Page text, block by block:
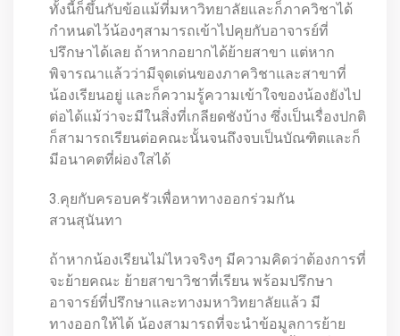
ทั้งนี้ก็ขึ้นกับข้อแม้ที่มหาวิทยาลัยและก็ภาควิชาได้
กำหนดไว้น้องๆสามารถเข้าไปคุยกับอาจารย์ที่
ปรึกษาได้เลย ถ้าหากอยากได้ย้ายสาขา แต่หาก
พิจารณาแล้วว่ามีจุดเด่นของภาควิชาและสาขาที่
น้องเรียนอยู่ และก็ความรู้ความเข้าใจของน้องยังไป
ต่อได้แม้ว่าจะมีในสิ่งที่เกลียดชังบ้าง ซึ่งเป็นเรื่องปกติ
ก็สามารถเรียนต่อคณะนั้นจนถึงจบเป็นบัณฑิตและก็
มีอนาคตที่ผ่องใสได้
3.คุยกับครอบครัวเพื่อหาทางออกร่วมกัน
สวนสุนันทา
ถ้าหากน้องเรียนไม่ไหวจริงๆ มีความคิดว่าต้องการที่
จะย้ายคณะ ย้ายสาขาวิชาที่เรียน พร้อมปรึกษา
อาจารย์ที่ปรึกษาและทางมหาวิทยาลัยแล้ว มี
ทางออกให้ได้ น้องสามารถที่จะนำข้อมูลการย้าย